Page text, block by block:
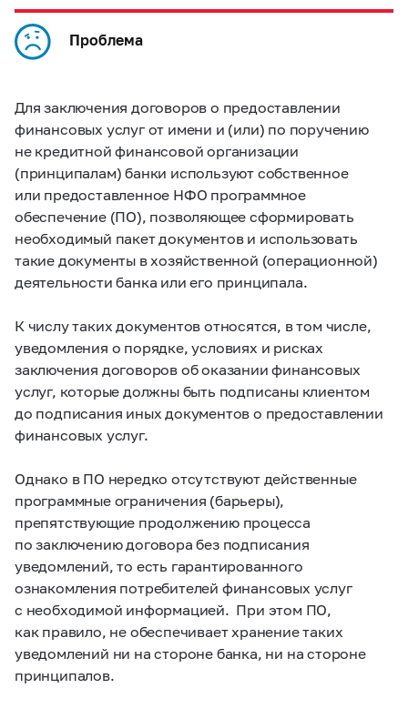
Проблема
Для заключения договоров о предоставлении
финансовых услуг от имени и (или) по поручению
не кредитной финансовой организации
(принципалам) банки используют собственное
или предоставленное НФО программное
обеспечение (ПО), позволяющее сформировать
необходимый пакет документов и использовать
такие документы в хозяйственной (операционной)
деятельности банка или его принципала.
К числу таких документов относятся, в том числе,
уведомления о порядке, условиях и рисках
заключения договоров об оказании финансовых
услуг, которые должны быть подписаны клиентом
до подписания иных документов о предоставлении
финансовых услуг.
Однако в ПО нередко отсутствуют действенные
программные ограничения (барьеры),
препятствующие продолжению процесса
по заключению договора без подписания
уведомлений, то есть гарантированного
ознакомления потребителей финансовых услуг
с необходимой информацией. При этом ПО,
как правило, не обеспечивает хранение таких
уведомлений ни на стороне банка, ни на стороне
принципалов.